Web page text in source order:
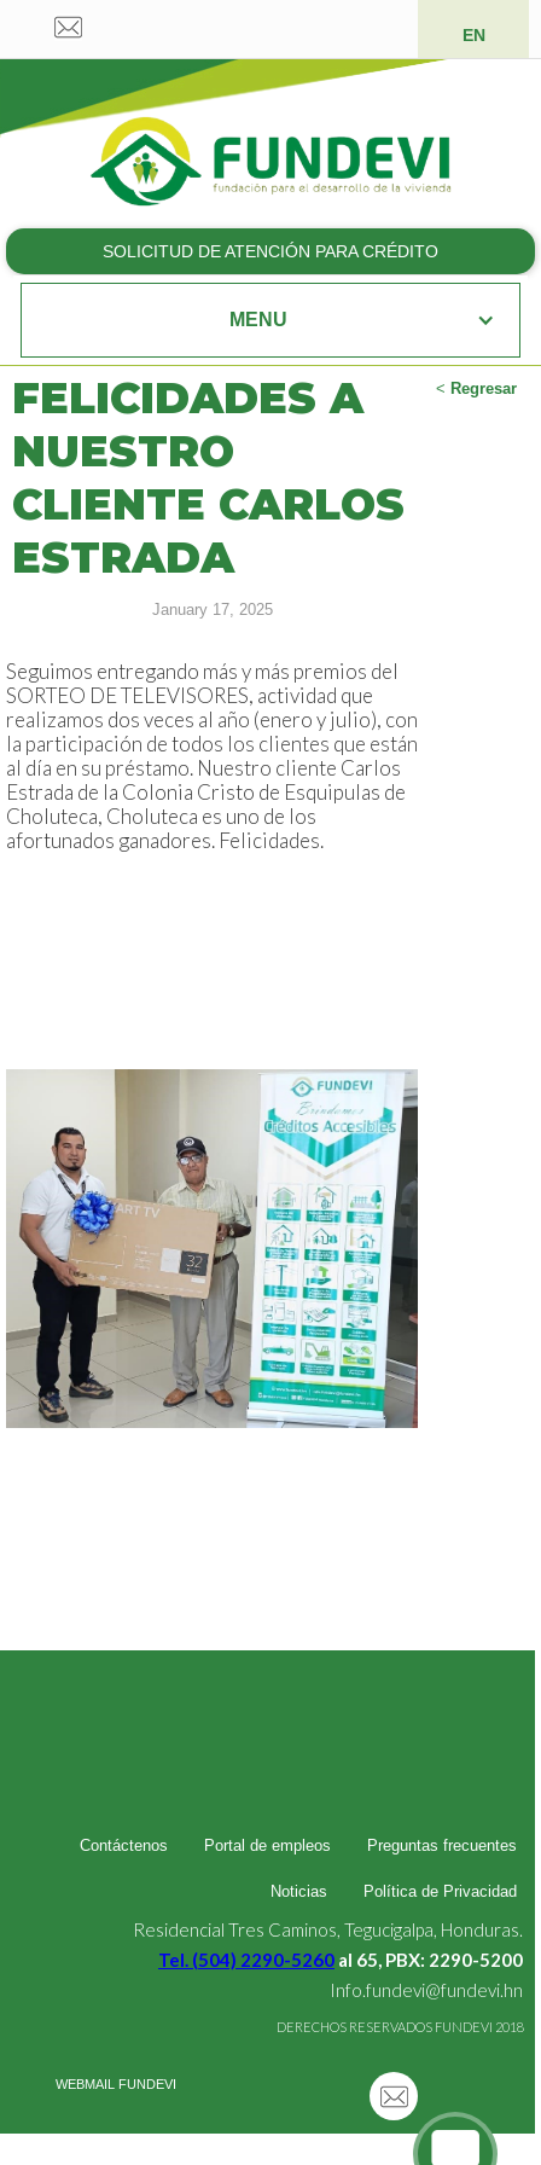
EN
SOLICITUD DE ATENCIÓN PARA CRÉDITO
MENU
< Regresar
FELICIDADES A
NUESTRO
CLIENTE CARLOS
ESTRADA
January 17, 2025
Seguimos entregando más y más premios del
SORTEO DE TELEVISORES, actividad que
realizamos dos veces al año (enero y julio), con
la participación de todos los clientes que están
al día en su préstamo. Nuestro cliente Carlos
Estrada de la Colonia Cristo de Esquipulas de
Choluteca, Choluteca es uno de los
afortunados ganadores. Felicidades.
Contáctenos Portal de empleos Preguntas frecuentes
Noticias Política de Privacidad
Residencial Tres Caminos, Tegucigalpa, Honduras.
Tel. (504) 2290-5260 al 65, PBX: 2290-5200
Info.fundevi@fundevi.hn
DERECHOS RESERVADOS FUNDEVI 2018
WEBMAIL FUNDEVI